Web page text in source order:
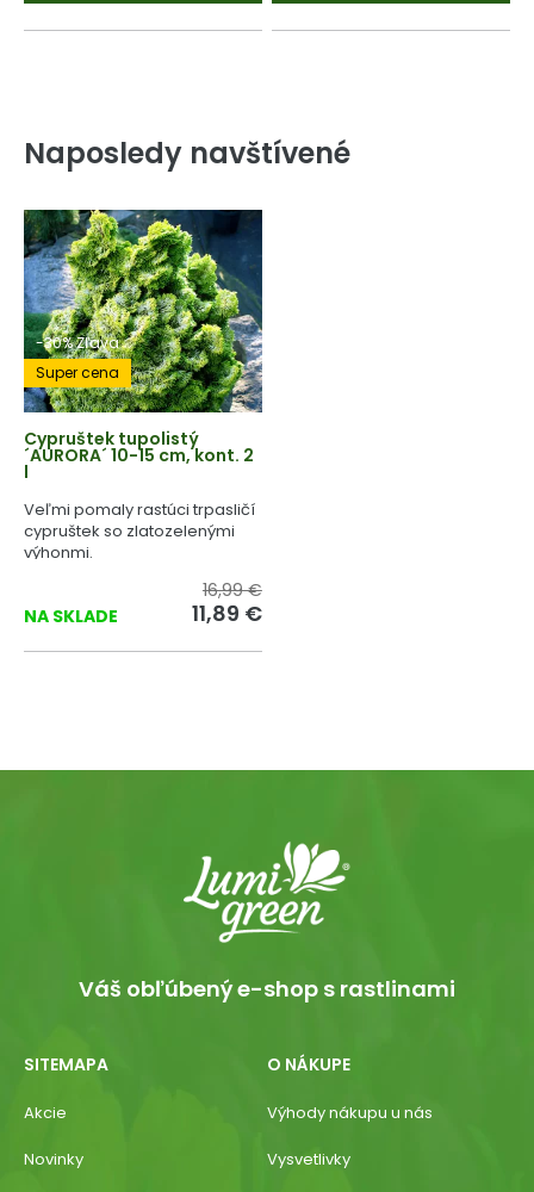
Naposledy navštívené
-30% Zľava
Super cena
Cypruštek tupolistý
´AURORA´ 10-15 cm, kont. 2
l
Veľmi pomaly rastúci trpasličí
cypruštek so zlatozelenými
výhonmi.
NA SKLADE
16,99 €
11,89 €
Váš obľúbený e-shop s rastlinami
SITEMAPA
Akcie
Novinky
O NÁKUPE
Výhody nákupu u nás
Vysvetlivky